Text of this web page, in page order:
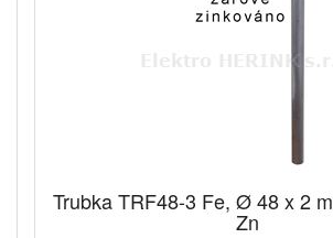
Trubka TRF48-3 Fe, Ø 48 x 2
Zn